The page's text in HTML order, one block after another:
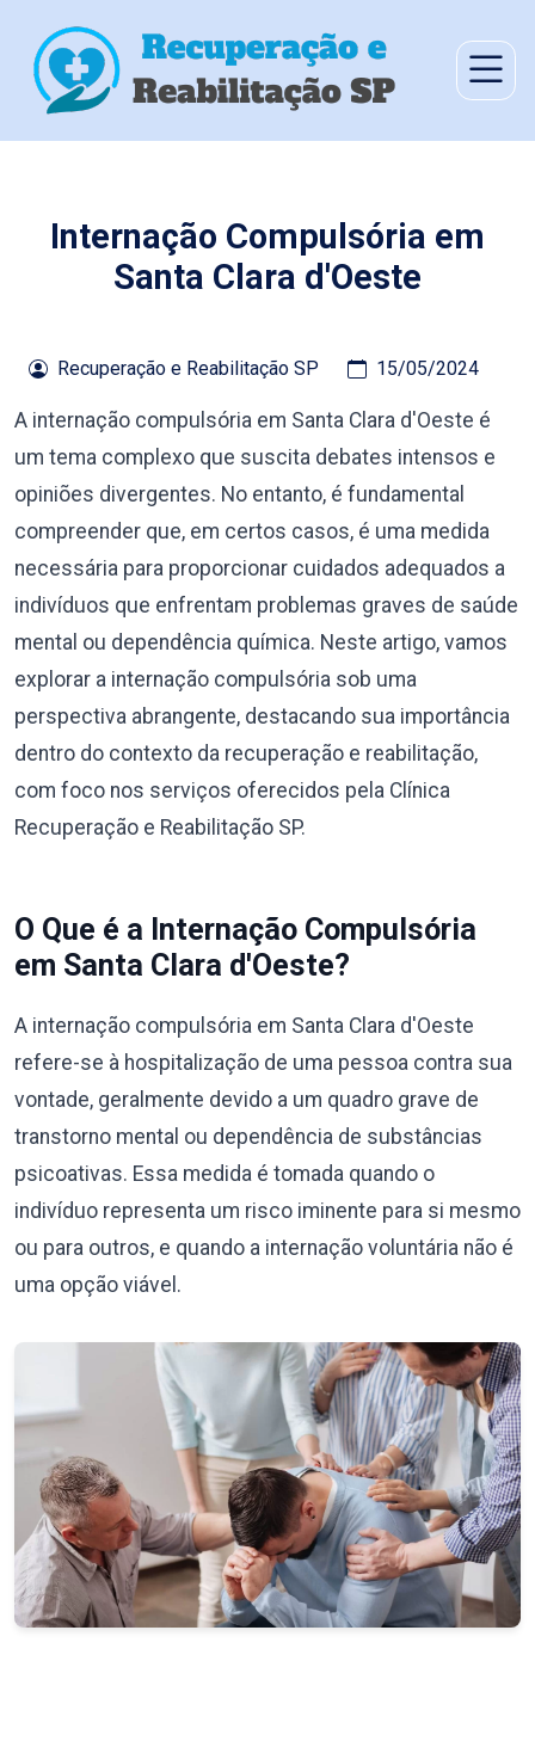
Internação Compulsória em
Santa Clara d'Oeste
Recuperação e Reabilitação SP 15/05/2024
A internação compulsória em Santa Clara d'Oeste é
um tema complexo que suscita debates intensos e
opiniões divergentes. No entanto, é fundamental
compreender que, em certos casos, é uma medida
necessária para proporcionar cuidados adequados a
indivíduos que enfrentam problemas graves de saúde
mental ou dependência química. Neste artigo, vamos
explorar a internação compulsória sob uma
perspectiva abrangente, destacando sua importância
dentro do contexto da recuperação e reabilitação,
com foco nos serviços oferecidos pela Clínica
Recuperação e Reabilitação SP.
O Que é a Internação Compulsória
em Santa Clara d'Oeste?
A internação compulsória em Santa Clara d'Oeste
refere-se à hospitalização de uma pessoa contra sua
vontade, geralmente devido a um quadro grave de
transtorno mental ou dependência de substâncias
psicoativas. Essa medida é tomada quando o
indivíduo representa um risco iminente para si mesmo
ou para outros, e quando a internação voluntária não é
uma opção viável.